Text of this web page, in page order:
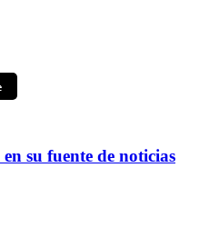
en su fuente de noticias